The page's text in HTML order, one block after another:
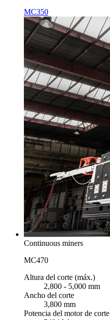
MC350
Continuous miners
MC470
Altura del corte (máx.)
2,800 - 5,000 mm
Ancho del corte
3,800 mm
Potencia del motor de corte